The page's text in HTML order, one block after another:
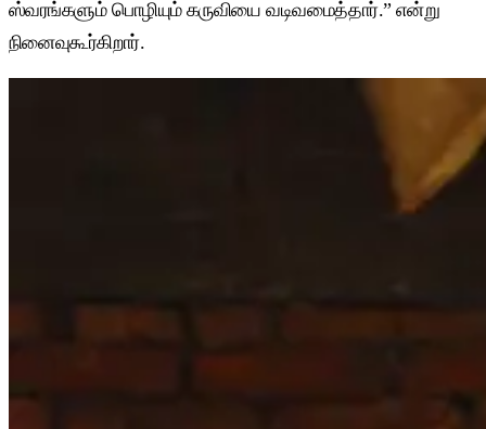
ஸ்வரங்களும் பொழியும் கருவியை வடிவமைத்தார்.” என்று
நினைவுகூர்கிறார்.